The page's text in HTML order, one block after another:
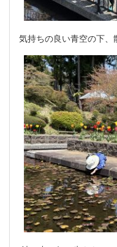
気持ちの良い青空の下、